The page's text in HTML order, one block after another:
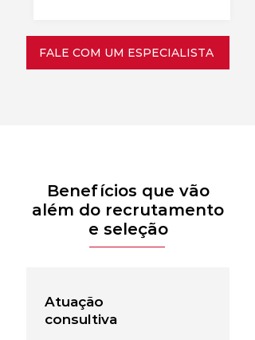
FALE COM UM ESPECIALISTA
Benefícios que vão
além do recrutamento
e seleção
Atuação
consultiva